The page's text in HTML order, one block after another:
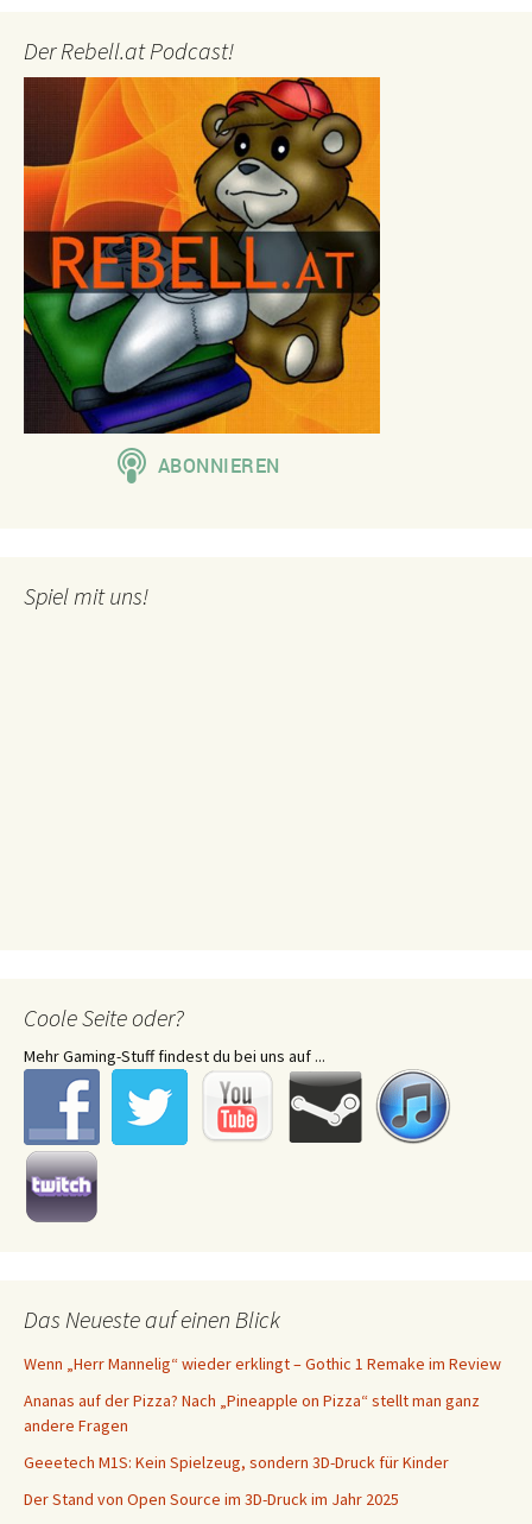
Der Rebell.at Podcast!
Spiel mit uns!
Coole Seite oder?
Mehr Gaming-Stuff findest du bei uns auf ...
Das Neueste auf einen Blick
Wenn „Herr Mannelig“ wieder erklingt – Gothic 1 Remake im Review
Ananas auf der Pizza? Nach „Pineapple on Pizza“ stellt man ganz
andere Fragen
Geeetech M1S: Kein Spielzeug, sondern 3D-Druck für Kinder
Der Stand von Open Source im 3D-Druck im Jahr 2025